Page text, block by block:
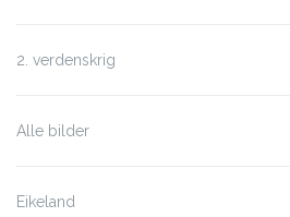
2. verdenskrig
Alle bilder
Eikeland